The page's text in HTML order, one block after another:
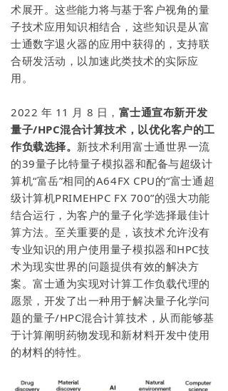
术展开。这些能力将与基于客户视角的量
子技术应用知识相结合，这些知识是从富
士通数字退火器的应用中获得的，支持联
合研发活动，以加速此类技术的实际应
用。
2022 年 11 月 8 日， 富士通宣布新开发
量子/HPC混合计算技术，以优化客户的工
作负载选择。 新技术利用富士通世界一流
的39量子比特量子模拟器和配备与超级计
算机“富岳”相同的A64FX CPU的“富士通超
级计算机PRIMEHPC FX 700”的强大功能
结合运行，为客户的量子化学选择最佳计
算方法。至关重要的是，该技术允许没有
专业知识的用户使用量子模拟器和HPC技
术为现实世界的问题提供有效的解决方
案。富士通为实现对计算工作负载代理的
愿景，开发了出一种用于解决量子化学问
题的量子/HPC混合计算技术，从而能够基
于计算阐明药物发现和新材料开发中使用
的材料的特性。